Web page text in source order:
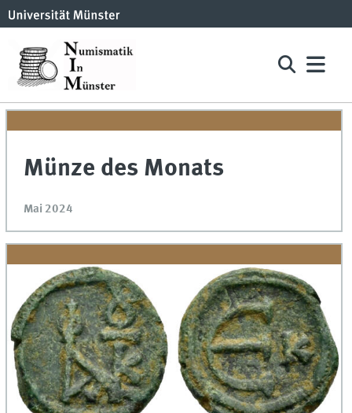
Münze des Monats
Mai 2024